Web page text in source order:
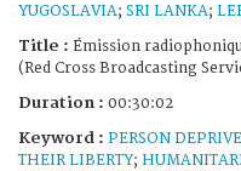
YUGOSLAVIA; SRI LANKA;
Title : Émission
(Red Cross Broadcasting
Duration : 00:30:02
Keyword : PERSON
THEIR LIBERTY;